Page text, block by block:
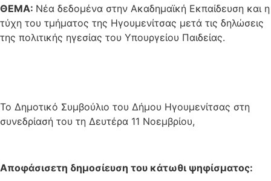
ΘΕΜΑ: Νέα δεδομένα στην Ακαδημαϊκή Εκπαίδευση και η
τύχη του τμήματος της Ηγουμενίτσας μετά τις δηλώσεις
της πολιτικής ηγεσίας του Υπουργείου Παιδείας.
Το Δημοτικό Συμβούλιο του Δήμου Ηγουμενίτσας στη
συνεδρίασή του τη Δευτέρα 11 Νοεμβρίου,
Αποφάσισετη δημοσίευση του κάτωθι ψηφίσματος: